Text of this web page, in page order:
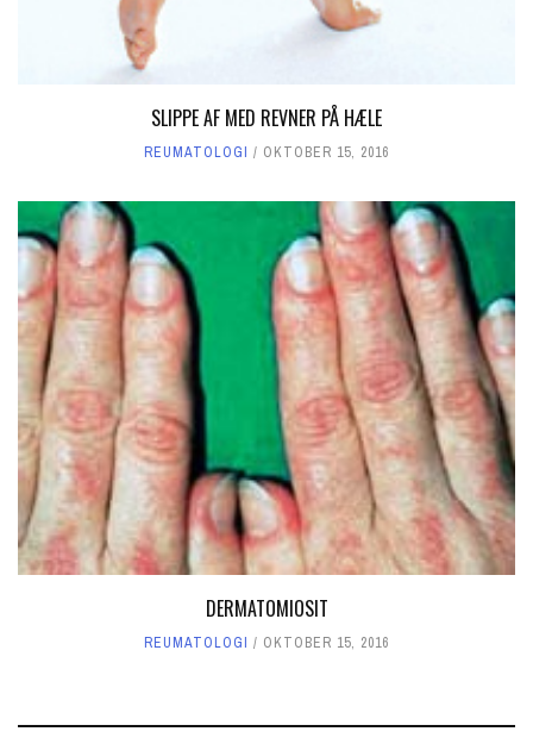
SLIPPE AF MED REVNER PÅ HÆLE
REUMATOLOGI OKTOBER 15, 2016
DERMATOMIOSIT
REUMATOLOGI OKTOBER 15, 2016